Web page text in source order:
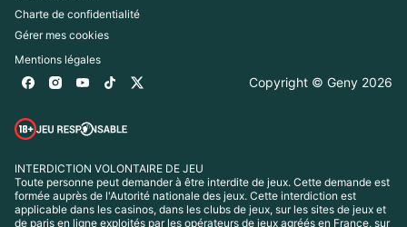
Charte de confidentialité
Gérer mes cookies
Mentions légales
Copyright © Geny 2026
INTERDICTION VOLONTAIRE DE JEU
Toute personne peut demander à être interdite de jeux. Cette demande est
formée auprès de l'Autorité nationale des jeux. Cette interdiction est
applicable dans les casinos, dans les clubs de jeux, sur les sites de jeux et
de paris en ligne exploités par les opérateurs de jeux agréés en France, sur